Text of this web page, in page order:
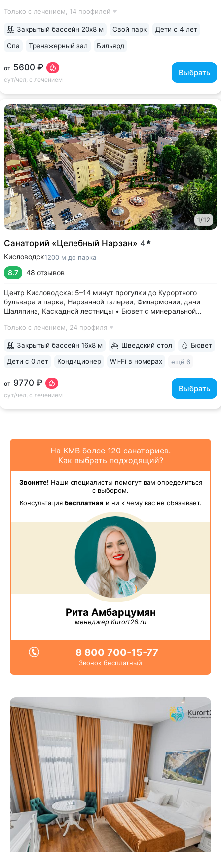
с усадьбой художника Ярошенко: 8 минут до входа
Только с лечением, 14 профилей
от 5600 ₽
сут/чел, с лечением
Выбрать
Закрытый бассейн 20х8 м Свой парк Дети с 4 лет
Спа Тренажерный зал Бильярд
1/12
Санаторий «Целебный Нарзан» 4
Кисловодск1200 м до парка
8.7 48 отзывов
Центр Кисловодска: 5–14 минут прогулки до Курортного
бульвара и парка, Нарзанной галереи, Филармонии, дачи
Шаляпина, Каскадной лестницы • Бювет с минеральной
«Славяновская» (Железноводск), «Ессентуки № 4» •
Только с лечением, 24 профиля
от 9770 ₽
сут/чел, с лечением
Выбрать
Закрытый бассейн 16х8 м Шведский стол Бювет
Дети с 0 лет Кондиционер Wi-Fi в номерах ещё 6
На КМВ более 120 санаториев.
Как выбрать подходящий?
Звоните!Наши специалисты помогут вам определиться
с выбором.
Консультация бесплатная и ни к чему вас не обязывает.
Рита Амбарцумян
менеджер Kurort26.ru
8 800 700-15-77
Звонок бесплатный